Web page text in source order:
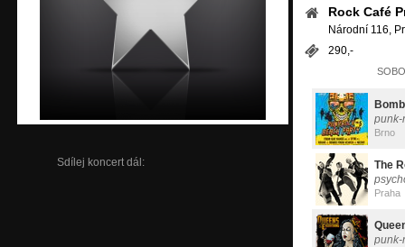
Sdílej koncert dál:
Rock Café
Národní 116,
290,-
punk-
Brno
The
Praha
punk-